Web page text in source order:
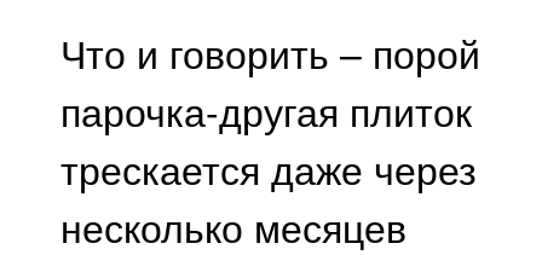
Что и говорить – порой
парочка-другая плиток
трескается даже через
несколько месяцев